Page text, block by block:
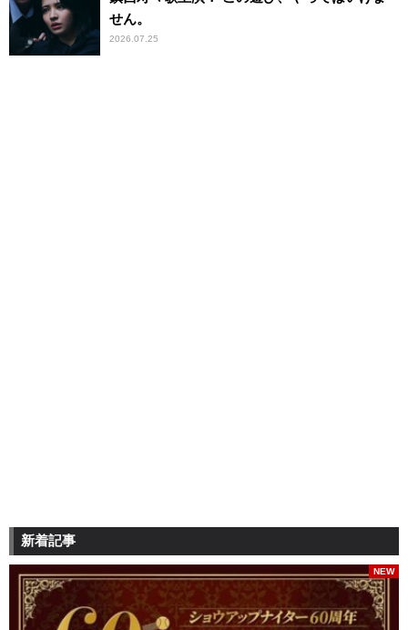
せん。
2026.07.25
新着記事
NEW